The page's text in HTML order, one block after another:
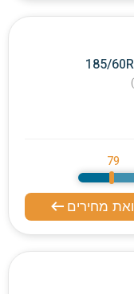
185/
)
79
מחירים